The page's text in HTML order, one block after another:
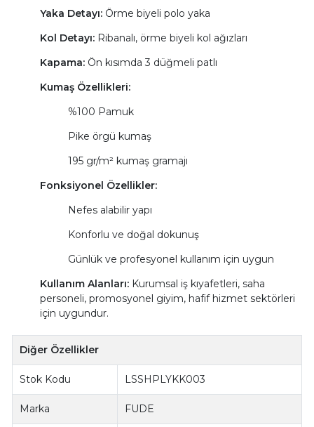
Yaka Detayı:Örme biyeli polo yaka
Kol Detayı:Ribanalı, örme biyeli kol ağızları
Kapama:Ön kısımda 3 düğmeli patlı
Kumaş Özellikleri:
%100 Pamuk
Pike örgü kumaş
195 gr/m² kumaş gramajı
Fonksiyonel Özellikler:
Nefes alabilir yapı
Konforlu ve doğal dokunuş
Günlük ve profesyonel kullanım için uygun
Kullanım Alanları:Kurumsal iş kıyafetleri, saha
personeli, promosyonel giyim, hafif hizmet sektörleri
için uygundur.
Diğer Özellikler
Stok Kodu LSSHPLYKK003
Marka FUDE